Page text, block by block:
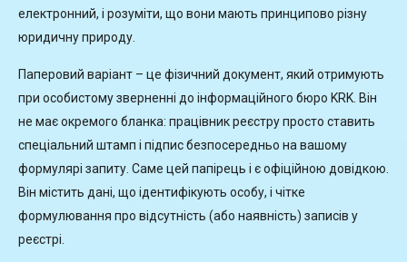
електронний, і розуміти, що вони мають принципово різну
юридичну природу.
Паперовий варіант – це фізичний документ, який отримують
при особистому зверненні до інформаційного бюро KRK. Він
не має окремого бланка: працівник реєстру просто ставить
спеціальний штамп і підпис безпосередньо на вашому
формулярі запиту. Саме цей папірець і є офіційною довідкою.
Він містить дані, що ідентифікують особу, і чітке
формулювання про відсутність (або наявність) записів у
реєстрі.